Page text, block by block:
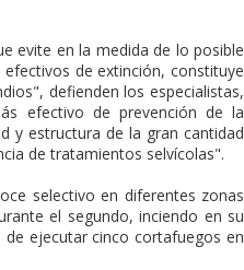
evite en la medida de lo posible
de extinción, constituye
defienden los especialistas,
efectivo de prevención de la
y estructura de la gran cantidad
de tratamientos selvícolas".
selectivo en diferentes zonas
el segundo, inciendo en su
ejecutar cinco cortafuegos en